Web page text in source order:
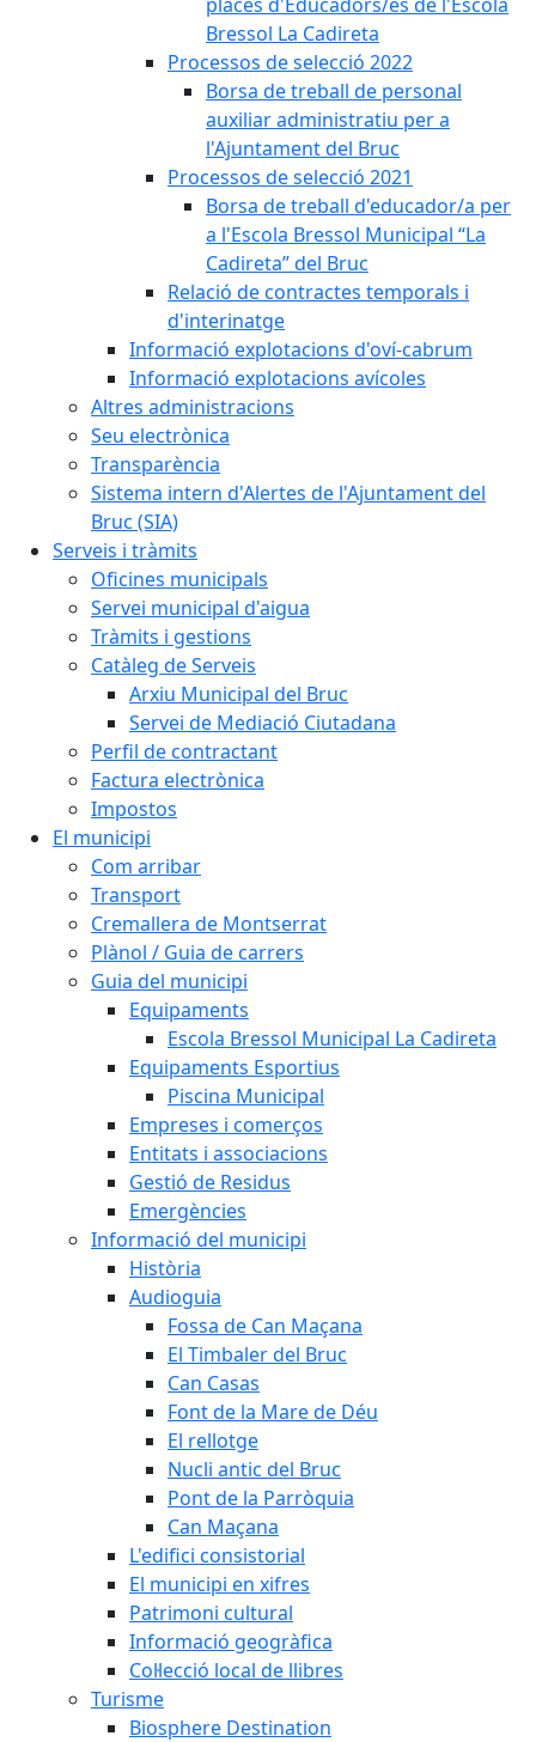
Bressol La Cadireta
Processos de selecció 2022
Borsa de treball de personal
auxiliar administratiu per a
l'Ajuntament del Bruc
Processos de selecció 2021
Borsa de treball d'educador/a per
a l'Escola Bressol Municipal “La
Cadireta” del Bruc
Relació de contractes temporals i
d'interinatge
Informació explotacions d'oví-cabrum
Informació explotacions avícoles
Altres administracions
Seu electrònica
Transparència
Sistema intern d'Alertes de l'Ajuntament del
Bruc (SIA)
Serveis i tràmits
Oficines municipals
Servei municipal d'aigua
Tràmits i gestions
Catàleg de Serveis
Arxiu Municipal del Bruc
Servei de Mediació Ciutadana
Perfil de contractant
Factura electrònica
Impostos
El municipi
Com arribar
Transport
Cremallera de Montserrat
Plànol / Guia de carrers
Guia del municipi
Equipaments
Escola Bressol Municipal La Cadireta
Equipaments Esportius
Piscina Municipal
Empreses i comerços
Entitats i associacions
Gestió de Residus
Emergències
Informació del municipi
Història
Audioguia
Fossa de Can Maçana
El Timbaler del Bruc
Can Casas
Font de la Mare de Déu
El rellotge
Nucli antic del Bruc
Pont de la Parròquia
Can Maçana
L'edifici consistorial
El municipi en xifres
Patrimoni cultural
Informació geogràfica
Col·lecció local de llibres
Turisme
Biosphere Destination